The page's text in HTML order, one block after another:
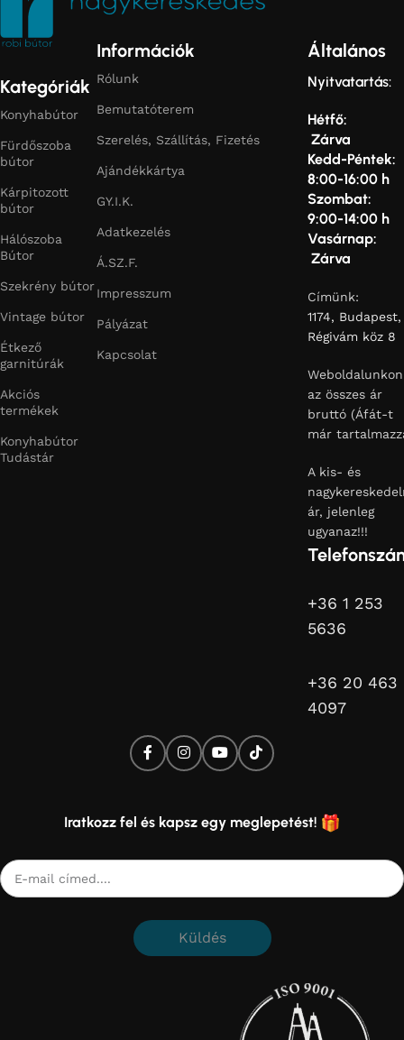
Kategóriák
Konyhabútor
Fürdőszoba
bútor
Kárpitozott
bútor
Hálószoba
Bútor
Szekrény bútor
Vintage bútor
Étkező
garnitúrák
Akciós
termékek
Konyhabútor
Tudástár
Információk
Rólunk
Bemutatóterem
Szerelés, Szállítás, Fizetés
Ajándékkártya
GY.I.K.
Adatkezelés
Á.SZ.F.
Impresszum
Pályázat
Kapcsolat
Általános
Nyitvatartás:
Hétfő:
Zárva
Kedd-Péntek:
8:00-16:00 h
Szombat:
9:00-14:00 h
Vasárnap:
Zárva
Címünk:
1174, Budapest,
Régivám köz 8
Weboldalunkon
az összes ár
bruttó (Áfát-t
már
A kis- és
ár, jelenleg
ugyanaz!!!
+36 1 253
5636
+36 20 463
4097
Iratkozz fel és kapsz egy meglepetést!
Küldés